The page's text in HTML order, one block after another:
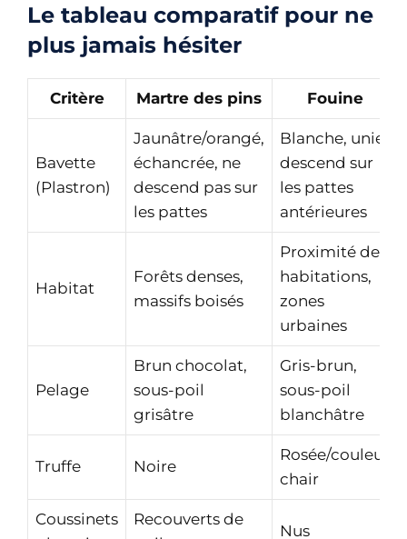
Le tableau comparatif pour ne
plus jamais hésiter
Critère Martre des pins Fouine
Bavette
(Plastron)
Jaunâtre/orangé,
échancrée, ne
descend pas sur
les pattes
Blanche, unie,
descend sur
les pattes
antérieures
Habitat
Forêts denses,
massifs boisés
Proximité des
habitations,
zones
urbaines
Pelage
Brun chocolat,
sous-poil
grisâtre
Gris-brun,
sous-poil
blanchâtre
Truffe Noire
Rosée/couleur
chair
Coussinets
Recouverts de
Nus